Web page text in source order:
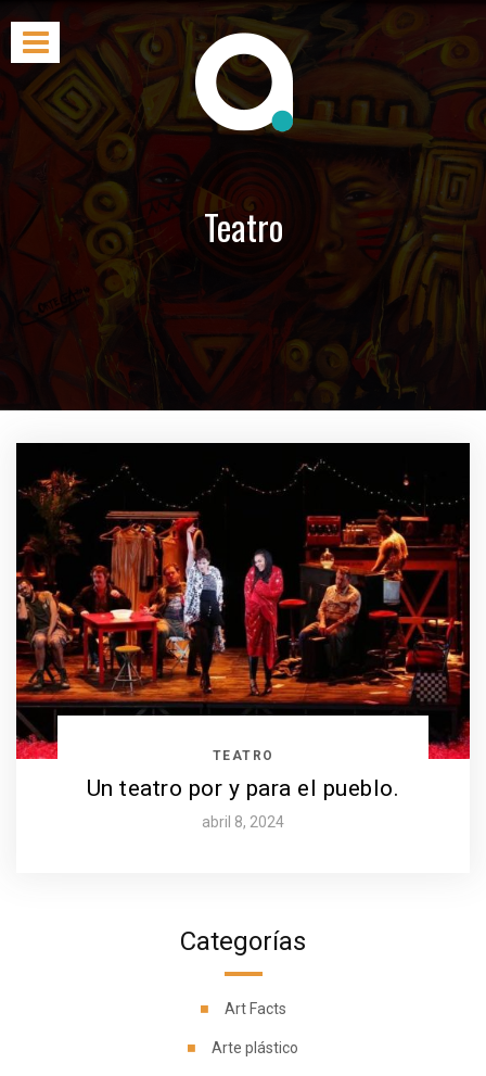
Teatro
Categorías
Art Facts
Arte plástico
TEATRO
Un teatro por y para el pueblo.
abril 8, 2024